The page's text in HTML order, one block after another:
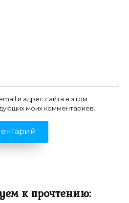
и адрес сайта в этом
моих комментариев.
к прочтению: